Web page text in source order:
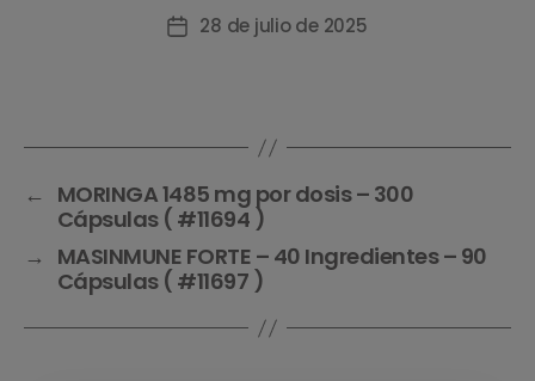
28 de julio de 2025
← MORINGA 1485 mg por dosis – 300
Cápsulas ( #11694 )
→ MASINMUNE FORTE – 40 Ingredientes – 90
Cápsulas ( #11697 )